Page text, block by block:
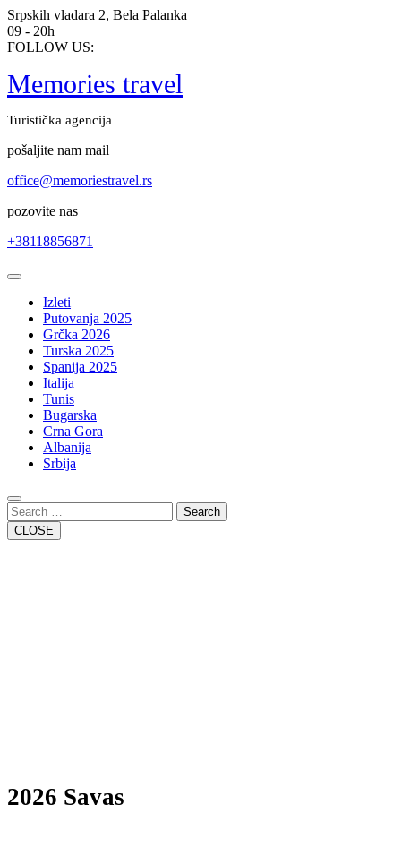
Skip
to
content
Srpskih vladara 2, Bela Palanka
09 - 20h
FOLLOW US:
Memories travel
Turistička agencija
pošaljite nam mail
office@memoriestravel.rs
pozovite nas
+38118856871
Open
ButtonIzleti
Putovanja 2025
Grčka 2026
Turska 2025
Spanija 2025
Italija
Tunis
Bugarska
Crna Gora
Albanija
Srbija
Close
Button
Search
CLOSE
2026 Savas